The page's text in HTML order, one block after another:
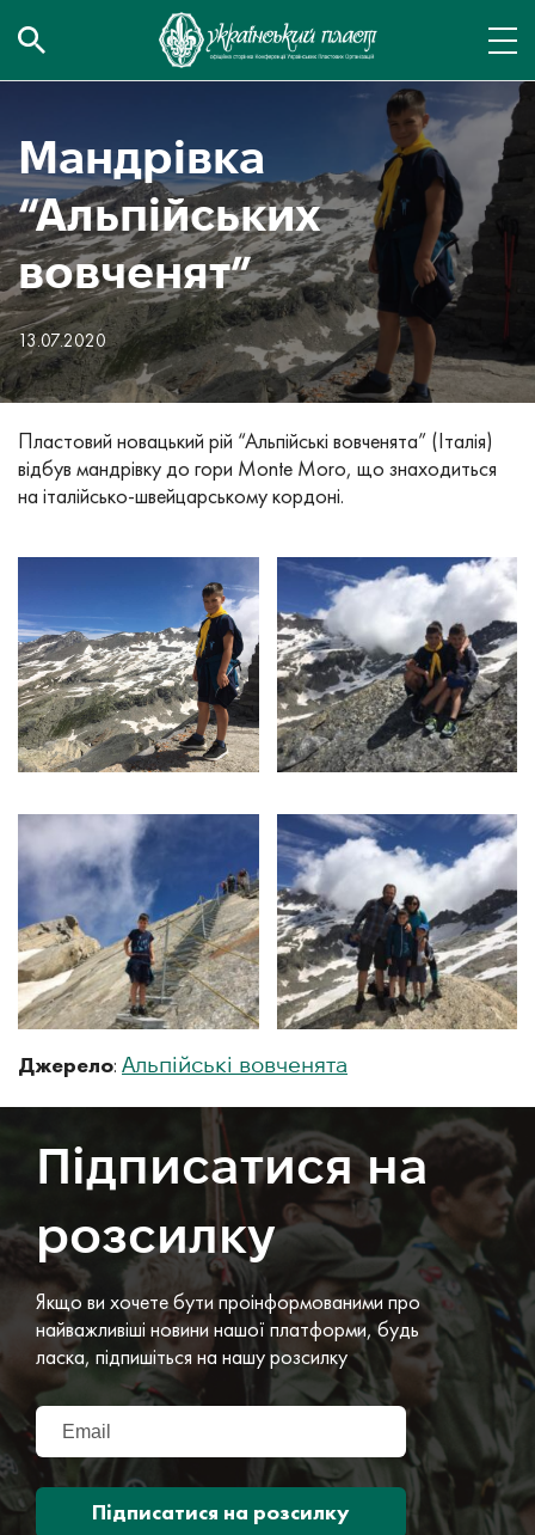
Мандрівка
“Альпійських
вовченят”
13.07.2020
Пластовий новацький рій “Альпійські вовченята” (Італія)
відбув мандрівку до гори Monte Moro, що знаходиться
на італійсько-швейцарському кордоні.
Джерело: Альпійські вовченята
Підписатися на
розсилку
Якщо ви хочете бути проінформованими про
найважливіші новини нашої платформи, будь
ласка, підпишіться на нашу розсилку
Підписатися на розсилку